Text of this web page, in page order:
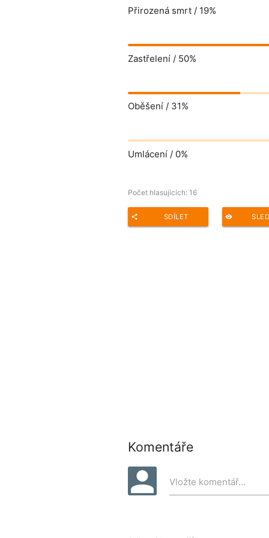
Přirozená smrt / 19%
Zastřelení / 50%
Oběšení / 31%
Umlácení / 0%
Počet hlasujících: 16
share SDÍLET remove_red_eye
Komentáře
Vložte komentář...